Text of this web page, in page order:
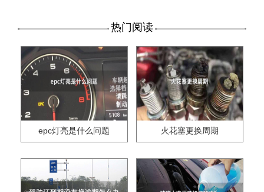
热门阅读
epc灯亮是什么问题 火花塞更换周期